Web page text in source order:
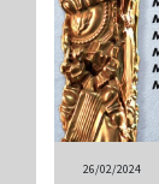
26/02/2024